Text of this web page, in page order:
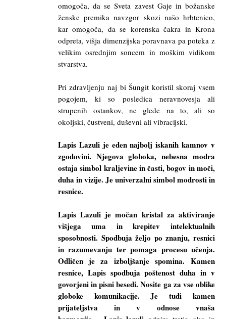
omogoča, da se Sveta zavest Gaje in božanske
ženske premika navzgor skozi našo hrbtenico,
kar omogoča, da se korenska čakra in Krona
odpreta, višja dimenzijska poravnava pa poteka z
velikim osrednjim soncem in moškim vidikom
stvarstva.
Pri zdravljenju naj bi Šungit koristil skoraj vsem
pogojem, ki so posledica neravnovesja ali
strupenih ostankov, ne glede na to, ali so
okoljski, čustveni, duševni ali vibracijski.
Lapis Lazuli je eden najbolj iskanih kamnov v
zgodovini. Njegova globoka, nebesna modra
ostaja simbol kraljevine in časti, bogov in moči,
duha in vizije. Je univerzalni simbol modrosti in
resnice.
Lapis Lazuli je močan kristal za aktiviranje
višjega uma in krepitev intelektualnih
sposobnosti. Spodbuja željo po znanju, resnici
in razumevanju ter pomaga procesu učenja.
Odličen je za izboljšanje spomina. Kamen
resnice, Lapis spodbuja poštenost duha in v
govorjeni in pisni besedi. Nosite ga za vse oblike
globoke komunikacije. Je tudi kamen
prijateljstva in v odnose vnaša